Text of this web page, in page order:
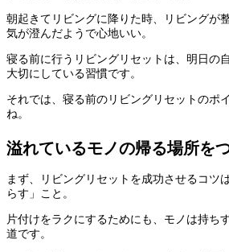
朝起きてリビングに降りた時、リビングが
気が澄んだようで心地いい。
寝る前に行うリビングリセットは、明日の
大切にしている習慣です。
それでは、寝る前のリビングリセットのポ
ね。
溢れているモノの帰る場所を
まず、リビングリセットを成功させるコツ
らす」こと。
片付けをラクにするためにも、モノは持ち
道です。